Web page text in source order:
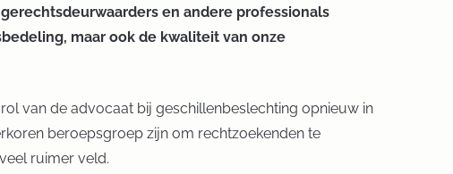
en andere professionals
maar ook de kwaliteit van onze
van de advocaat bij geschillenbeslechting opnieuw in
beroepsgroep zijn om rechtzoekenden te
ruimer veld.